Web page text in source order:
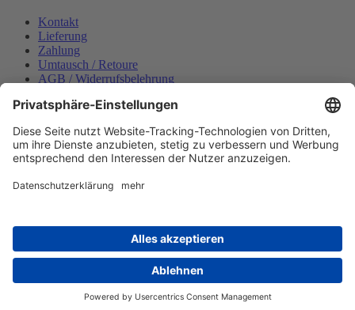
Kontakt
Lieferung
Zahlung
Umtausch / Retoure
AGB / Widerrufsbelehrung
Datenschutzerklärung
Bestellung widerrufen
Mein konto
Zahlungsmöglichkeiten
Copyright © 2025 Wabeco